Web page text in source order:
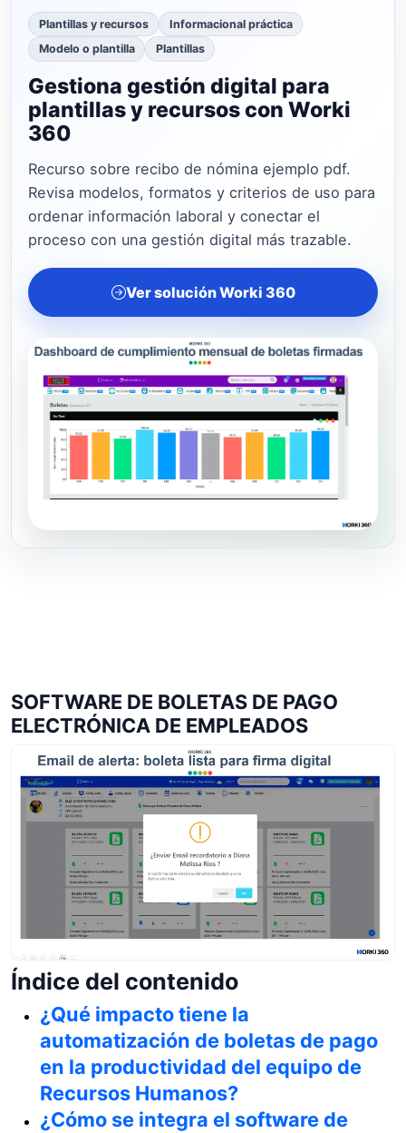
Plantillas y recursos
Informacional práctica
Modelo o plantilla
Plantillas
Gestiona gestión digital para
plantillas y recursos con Worki
360
Recurso sobre recibo de nómina ejemplo pdf.
Revisa modelos, formatos y criterios de uso para
ordenar información laboral y conectar el
proceso con una gestión digital más trazable.
Ver solución Worki 360
SOFTWARE DE BOLETAS DE PAGO
ELECTRÓNICA DE EMPLEADOS
Índice del contenido
¿Qué impacto tiene la
automatización de boletas de pago
en la productividad del equipo de
Recursos Humanos?
¿Cómo se integra el software de